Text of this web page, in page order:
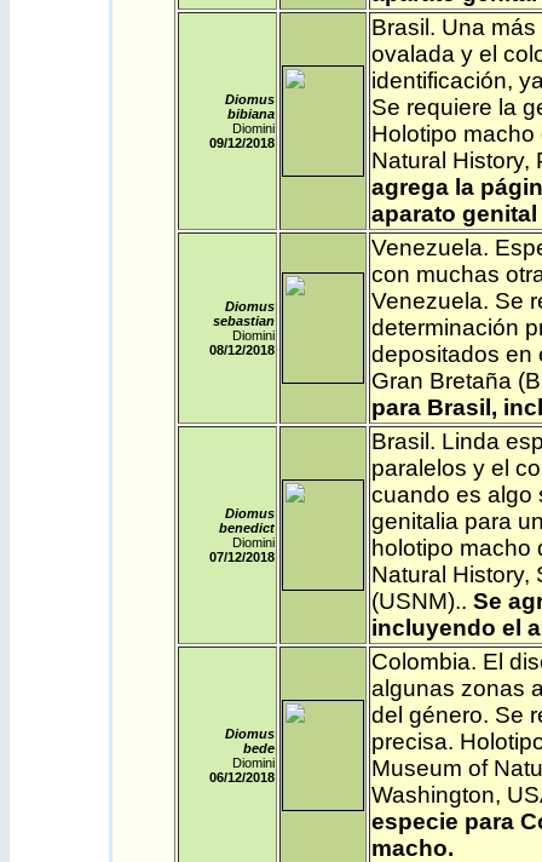
Diomus
bibiana
Diomini
09/12/2018
Brasil . Una
ovalada y el
identificación,
Se requiere la
Holotipo
Natural History,
agrega la
aparato
Diomus
sebastian
Diomini
08/12/2018
Venezuela.
con muchas
Venezuela. Se
determinación
depositados en
Gran Bretaña
para Brasil,
Diomus
benedict
Diomini
07/12/2018
Brasil . Linda
paralelos y el
cuando es algo
genitalia para
holotipo macho
Natural History,
(USNM).. Se
incluyendo el
Diomus
bede
Diomini
06/12/2018
Colombia. El
algunas zonas
del género. Se
precisa.
Museum of
Washington,
especie para
macho.